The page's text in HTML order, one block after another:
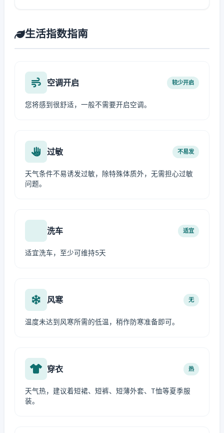
生活指数指南
空调开启 较少开启
您将感到很舒适，一般不需要开启空调。
过敏 不易发
天气条件不易诱发过敏，除特殊体质外，无需担心过敏
问题。
洗车 适宜
适宜洗车，至少可维持5天
风寒 无
温度未达到风寒所需的低温，稍作防寒准备即可。
穿衣 热
天气热，建议着短裙、短裤、短薄外套、T恤等夏季服
装。